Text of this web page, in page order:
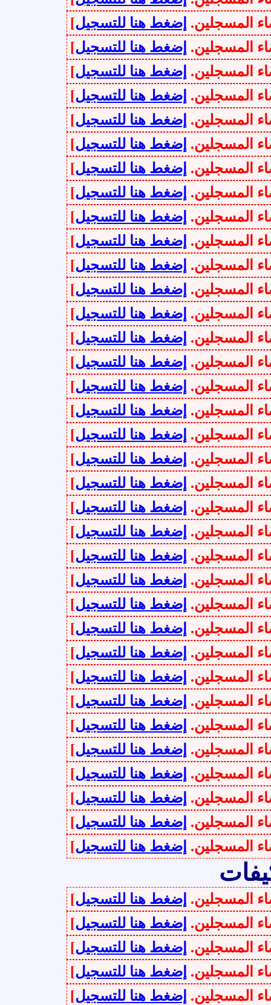
إضغط هنا للتسجيل]
إضغط هنا للتسجيل]
إضغط هنا للتسجيل]
إضغط هنا للتسجيل]
إضغط هنا للتسجيل]
إضغط هنا للتسجيل]
إضغط هنا للتسجيل]
إضغط هنا للتسجيل]
إضغط هنا للتسجيل]
إضغط هنا للتسجيل]
إضغط هنا للتسجيل]
إضغط هنا للتسجيل]
إضغط هنا للتسجيل]
إضغط هنا للتسجيل]
إضغط هنا للتسجيل]
إضغط هنا للتسجيل]
إضغط هنا للتسجيل]
إضغط هنا للتسجيل]
إضغط هنا للتسجيل]
إضغط هنا للتسجيل]
إضغط هنا للتسجيل]
إضغط هنا للتسجيل]
إضغط هنا للتسجيل]
إضغط هنا للتسجيل]
إضغط هنا للتسجيل]
إضغط هنا للتسجيل]
إضغط هنا للتسجيل]
إضغط هنا للتسجيل]
إضغط هنا للتسجيل]
إضغط هنا للتسجيل]
إضغط هنا للتسجيل]
إضغط هنا للتسجيل]
إضغط هنا للتسجيل]
إضغط هنا للتسجيل]
إضغط هنا للتسجيل]
إضغط هنا للتسجيل]
إضغط هنا للتسجيل]
إضغط هنا للتسجيل]
إضغط هنا للتسجيل]
إضغط هنا للتسجيل]